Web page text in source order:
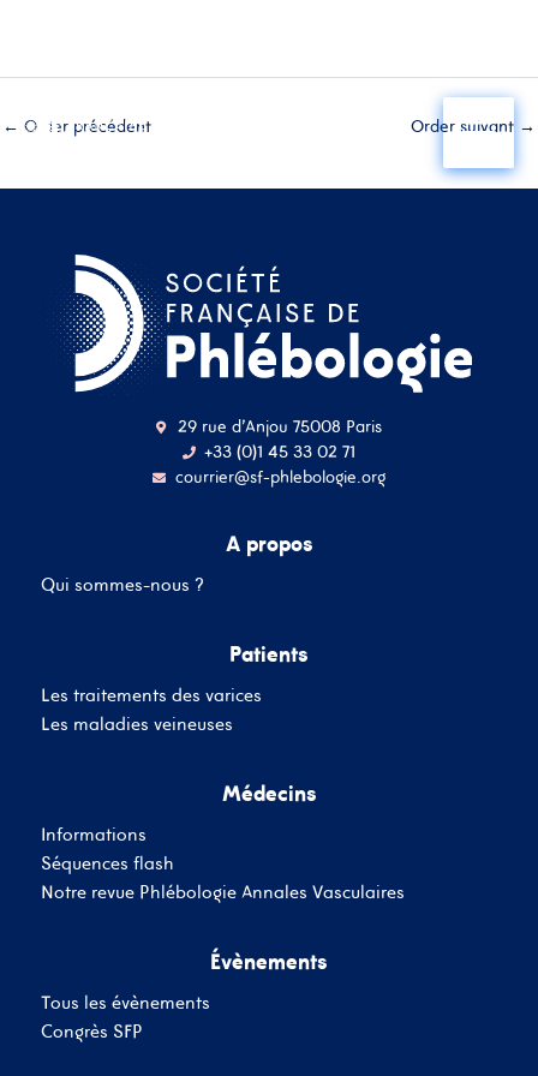
← Order précédent Order suivant →
29 rue d'Anjou 75008 Paris
+33 (0)1 45 33 02 71
courrier@sf-phlebologie.org
A propos
Qui sommes-nous ?
Patients
Les traitements des varices
Les maladies veineuses
Médecins
Informations
Séquences flash
Notre revue Phlébologie Annales Vasculaires
Évènements
Tous les évènements
Congrès SFP
adresse mail
Se souvenir de moi
SE CONNECTER
Inscrivez-Vous